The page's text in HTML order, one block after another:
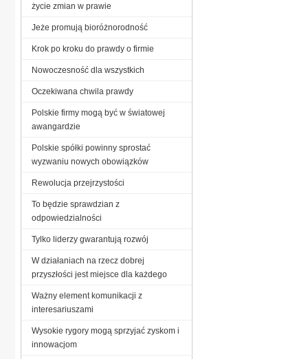
życie zmian w prawie
Jeże promują bioróżnorodność
Krok po kroku do prawdy o firmie
Nowoczesność dla wszystkich
Oczekiwana chwila prawdy
Polskie firmy mogą być w światowej
awangardzie
Polskie spółki powinny sprostać
wyzwaniu nowych obowiązków
Rewolucja przejrzystości
To będzie sprawdzian z
odpowiedzialności
Tylko liderzy gwarantują rozwój
W działaniach na rzecz dobrej
przyszłości jest miejsce dla każdego
Ważny element komunikacji z
interesariuszami
Wysokie rygory mogą sprzyjać zyskom i
innowacjom